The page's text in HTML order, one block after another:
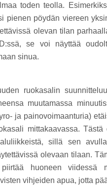
toden teolla.
pienen pöydän viereen
olevan tilan
se voi näyttää
sinua.
ruokasalin
muutamassa
ja painovoimaanturia)
mittakaavassa.
sillä sen
olevaan tilaan.
huoneen viidessä
vihjeiden apua, jotta